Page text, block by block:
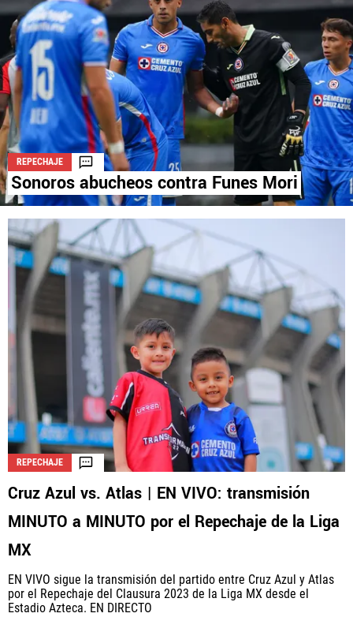
La aceptación de una de las ofertas presentadas en esta página
puede dar lugar a un pago a
Vamos Azul. Este pago puede influir en
cómo y dónde aparecen los operadores de juego en la página y en el
orden en que aparecen, pero no influye en nuestras evaluaciones.
REPECHAJE
Sonoros abucheos contra Funes Mori
REPECHAJE
Cruz Azul vs. Atlas | EN VIVO: transmisión
MINUTO a MINUTO por el Repechaje de la Liga
MX
EN VIVO sigue la transmisión del partido entre Cruz Azul y Atlas
por el Repechaje del Clausura 2023 de la Liga MX desde el
Estadio Azteca. EN DIRECTO